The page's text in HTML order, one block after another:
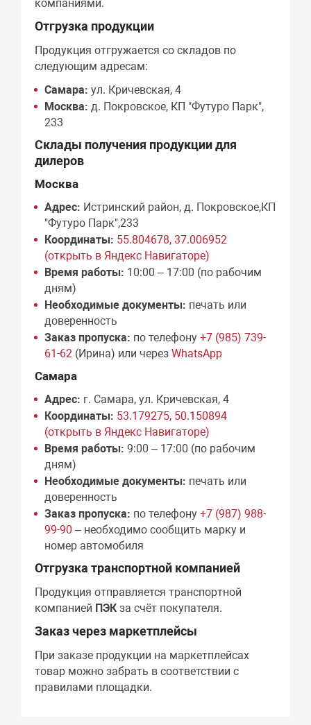
компаниями.
Отгрузка продукции
Продукция отгружается со складов по
следующим адресам:
Самара: ул. Кричевская, 4
Москва: д. Покровское, КП "Футуро Парк",
233
Склады получения продукции для
дилеров
Москва
Адрес: Истринский район, д. Покровское,КП
"Футуро Парк",233
Координаты: 55.804678, 37.006952
(открыть в Яндекс Навигаторе)
Время работы: 10:00 – 17:00 (по рабочим
дням)
Необходимые документы: печать или
доверенность
Заказ пропуска: по телефону+7 (985) 739-
61-62 (Ирина) или черезWhatsApp
Самара
Адрес: г. Самара, ул. Кричевская, 4
Координаты: 53.179275, 50.150894
(открыть в Яндекс Навигаторе)
Время работы: 9:00 – 17:00 (по рабочим
дням)
Необходимые документы: печать или
доверенность
Заказ пропуска: по телефону+7 (987) 988-
99-90 – необходимо сообщить марку и
номер автомобиля
Отгрузка транспортной компанией
Продукция отправляется транспортной
компанией ПЭКза счёт покупателя.
Заказ через маркетплейсы
При заказе продукции на маркетплейсах
товар можно забрать в соответствии с
правилами площадки.